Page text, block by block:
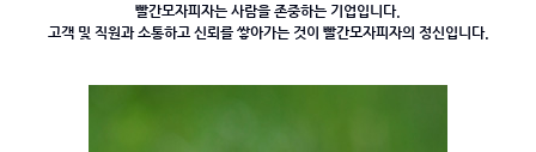
빨간모자피자는 사람을 존중하는 기업입니다.
고객 및 직원과 소통하고 신뢰를쌓아가는 것이 빨간모자피자의 정신입니다.